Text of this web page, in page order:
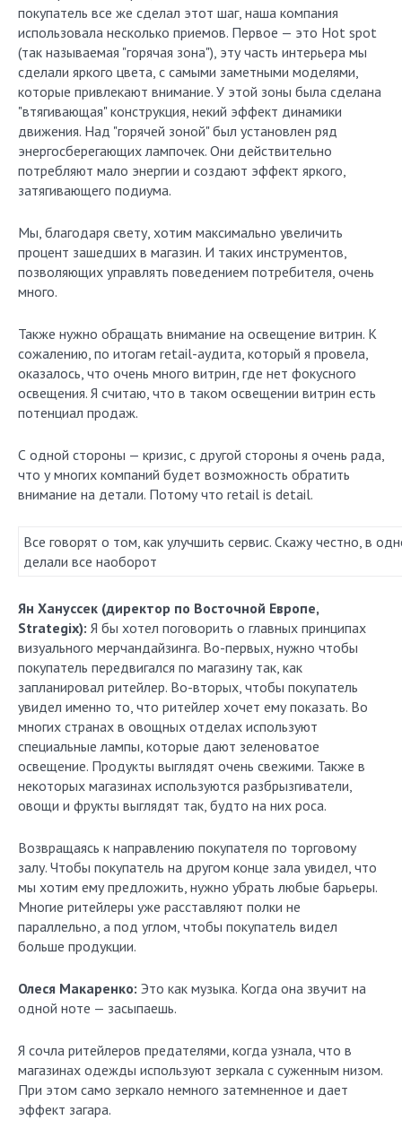
покупатель все же сделал этот шаг, наша компания
использовала несколько приемов. Первое — это Hot spot
(так называемая "горячая зона"), эту часть интерьера мы
сделали яркого цвета, с самыми заметными моделями,
которые привлекают внимание. У этой зоны была сделана
"втягивающая" конструкция, некий эффект динамики
движения. Над "горячей зоной" был установлен ряд
энергосберегающих лампочек. Они действительно
потребляют мало энергии и создают эффект яркого,
затягивающего подиума.
Мы, благодаря свету, хотим максимально увеличить
процент зашедших в магазин. И таких инструментов,
позволяющих управлять поведением потребителя, очень
много.
Также нужно обращать внимание на освещение витрин. К
сожалению, по итогам retail-аудита, который я провела,
оказалось, что очень много витрин, где нет фокусного
освещения. Я считаю, что в таком освещении витрин есть
потенциал продаж.
С одной стороны — кризис, с другой стороны я очень рада,
что у многих компаний будет возможность обратить
внимание на детали. Потому что retail is detail.
Все говорят о том, как улучшить сервис. Скажу честно, в
делали все наоборот
Ян Хануссек (директор по Восточной Европе,
Strategix): Я бы хотел поговорить о главных принципах
визуального мерчандайзинга. Во-первых, нужно чтобы
покупатель передвигался по магазину так, как
запланировал ритейлер. Во-вторых, чтобы покупатель
увидел именно то, что ритейлер хочет ему показать. Во
многих странах в овощных отделах используют
специальные лампы, которые дают зеленоватое
освещение. Продукты выглядят очень свежими. Также в
некоторых магазинах используются разбрызгиватели,
овощи и фрукты выглядят так, будто на них роса.
Возвращаясь к направлению покупателя по торговому
залу. Чтобы покупатель на другом конце зала увидел, что
мы хотим ему предложить, нужно убрать любые барьеры.
Многие ритейлеры уже расставляют полки не
параллельно, а под углом, чтобы покупатель видел
больше продукции.
Олеся Макаренко: Это как музыка. Когда она звучит на
одной ноте — засыпаешь.
Я сочла ритейлеров предателями, когда узнала, что в
магазинах одежды используют зеркала с суженным низом.
При этом само зеркало немного затемненное и дает
эффект загара.